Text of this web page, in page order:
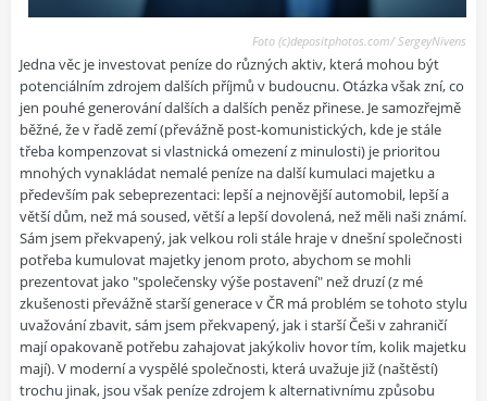
Foto (c)depositphotos.com/ SergeyNivens
Jedna věc je investovat peníze do různých aktiv, která mohou být
potenciálním zdrojem dalších příjmů v budoucnu. Otázka však zní, co
jen pouhé generování dalších a dalších peněz přinese. Je samozřejmě
běžné, že v řadě zemí (převážně post-komunistických, kde je stále
třeba kompenzovat si vlastnická omezení z minulosti) je prioritou
mnohých vynakládat nemalé peníze na další kumulaci majetku a
především pak sebeprezentaci: lepší a nejnovější automobil, lepší a
větší dům, než má soused, větší a lepší dovolená, než měli naši známí.
Sám jsem překvapený, jak velkou roli stále hraje v dnešní společnosti
potřeba kumulovat majetky jenom proto, abychom se mohli
prezentovat jako "společensky výše postavení" než druzí (z mé
zkušenosti převážně starší generace v ČR má problém se tohoto stylu
uvažování zbavit, sám jsem překvapený, jak i starší Češi v zahraničí
mají opakovaně potřebu zahajovat jakýkoliv hovor tím, kolik majetku
mají). V moderní a vyspělé společnosti, která uvažuje již (naštěstí)
trochu jinak, jsou však peníze zdrojem k alternativnímu způsobu